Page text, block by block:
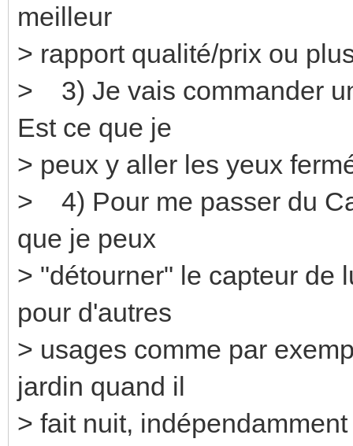
meilleur
> rapport qualité/prix ou
> 3) Je vais commander
Est ce que je
> peux y aller les yeux
> 4) Pour me passer du
que je peux
> "détourner" le capteur de
pour d'autres
> usages comme par
jardin quand il
> fait nuit,